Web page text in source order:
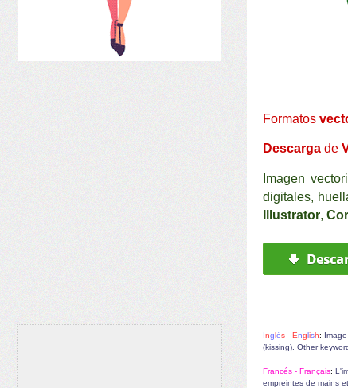
Formatos
Descarga de
magen
digitales,
Illustrator,
Inglés - English:
(kissing). Other
Francés - Français:
empreintes de mains